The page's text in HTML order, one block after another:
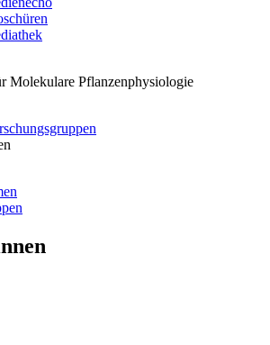
Molekulare Pflanzenphysiologie